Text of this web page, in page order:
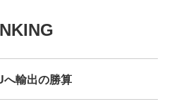
へ輸出の勝算